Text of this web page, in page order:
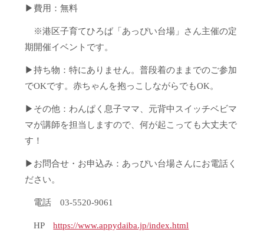
▶費用：無料
※港区子育てひろば「あっぴい台場」さん主催の定
期開催イベントです。
▶持ち物：特にありません。普段着のままでのご参加
でOKです。赤ちゃんを抱っこしながらでもOK。
▶その他：わんぱく息子ママ、元背中スイッチベビマ
マが講師を担当しますので、何が起こっても大丈夫で
す！
▶お問合せ・お申込み：あっぴい台場さんにお電話く
ださい。
電話 03-5520-9061
HPhttps://www.appydaiba.jp/index.html